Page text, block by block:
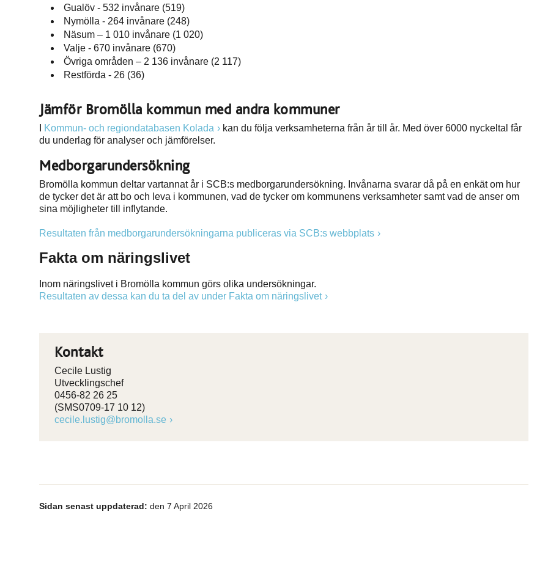
Gualöv - 532 invånare (519)
Nymölla - 264 invånare (248)
Näsum – 1 010 invånare (1 020)
Valje - 670 invånare (670)
Övriga områden – 2 136 invånare (2 117)
Restförda - 26 (36)
Jämför Bromölla kommun med andra kommuner
Kommun- och regiondatabasen Kolada
kan du följa verksamheterna från år till år. Med över 6000 nyckeltal får
du underlag för analyser och jämförelser.
Medborgarundersökning
Bromölla kommun deltar vartannat år i SCB:s medborgarundersökning. Invånarna svarar då på en enkät om hur
de tycker det är att bo och leva i kommunen, vad de tycker om kommunens verksamheter samt vad de anser om
sina möjligheter till inflytande.
Resultaten från medborgarundersökningarna publiceras via SCB:s webbplats
Fakta om näringslivet
Inom näringslivet i Bromölla kommun görs olika undersökningar.
Resultaten av dessa kan du ta del av under Fakta om näringslivet
Kontakt
Cecile Lustig
Utvecklingschef
0456-82 26 25
(SMS0709-17 10 12)
cecile.lustig@bromolla.se
Sidan senast uppdaterad: den 7 April 2026